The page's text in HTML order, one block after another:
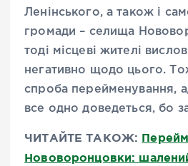
Ленінського, а також і
громади – селища
тоді місцеві жителі
негативно щодо цього.
спроба перейменування,
все одно доведеться, бо
ЧИТАЙТЕ ТАКОЖ:
Нововоронцовки: